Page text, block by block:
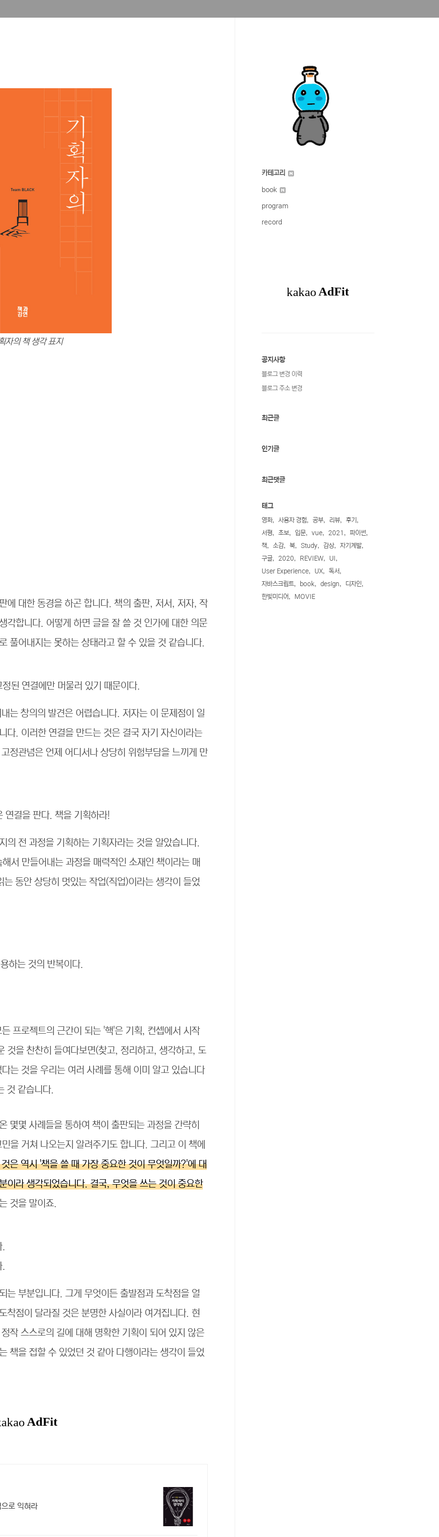
자의 책 생각 표지
에 대한 동경을 하곤 합니다. 책의 출판, 저서, 저자, 작
각합니다. 어떻게 하면 글을 잘 쓸 것 인가에 대한 의문
풀어내지는 못하는 상태라고 할 수 있을 것 같습니다.
된 연결에만 머물러 있기 때문이다.
는 창의의 발견은 어렵습니다. 저자는 이 문제점이 일
다. 이러한 연결을 만드는 것은 결국 자기 자신이라는
정관념은 언제 어디서나 상당히 위험부담을 느끼게 만
연결을 판다. 책을 기획하라!
의 전 과정을 기획하는 기획자라는 것을 알았습니다.
서 만들어내는 과정을 매력적인 소재인 책이라는 매
동안 상당히 멋있는 작업(직업)이라는 생각이 들었
하는 것의 반복이다.
프로젝트의 근간이 되는 '핵'은 기획, 컨셉에서 시작
것을 찬찬히 들여다보면(찾고, 정리하고, 생각하고, 도
는 것을 우리는 여러 사례를 통해 이미 알고 있습니다
것 같습니다.
몇몇 사례들을 통하여 책이 출판되는 과정을 간략히
을 거쳐 나오는지 알려주기도 합니다. 그리고 이 책에
은 역시 '책을 쓸 때 가장 중요한 것이 무엇일까?'에 대
이라 생각되었습니다. 결국, 무엇을 쓰는 것이 중요한
것을 말이죠.
.
.
는 부분입니다. 그게 무엇이든 출발점과 도착점을 얼
착점이 달라질 것은 분명한 사실이라 여겨집니다. 현
작 스스로의 길에 대해 명확한 기획이 되어 있지 않은
책을 접할 수 있었던 것 같아 다행이라는 생각이 들었
로 익혀라
카테고리
book
program
record
공지사항
블로그 변경 이력
블로그 주소 변경
최근글
인기글
최근댓글
태그
영화 사용자 경험 공부 리뷰
후기
서평
초보 입문 vue 2021
파이썬
책
소감 북 Study 감상
자기계발
구글
2020 REVIEW
UI
User Experience
UX
독서
자바스크립트
book design
디자인
한빛미디어
MOVIE